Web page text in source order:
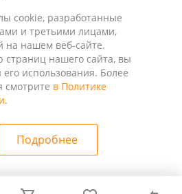
cookie, разработанные
и третьими лицами,
на нашем веб-сайте.
страниц нашего сайта, вы
использования. Более
смотрите в Политике
.
Подробнее
ИНН 4401188290, Все права